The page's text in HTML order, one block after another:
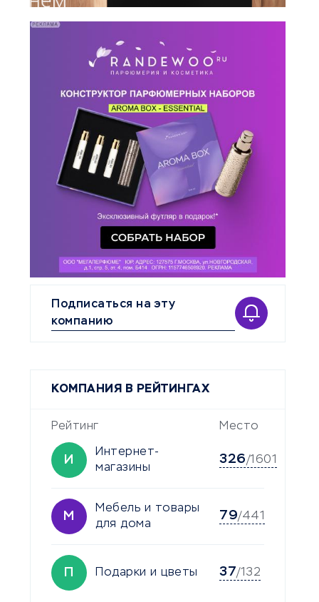
Подписаться на эту
компанию
КОМПАНИЯ В РЕЙТИНГАХ
Рейтинг Место
И
Интернет-
магазины
326/1601
М
Мебель и товары
для дома
79/441
П Подарки и цветы 37/132